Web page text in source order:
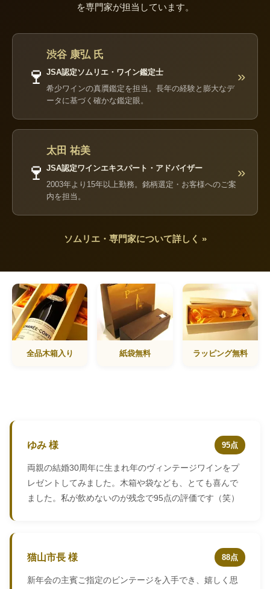
を専門家が担当しています。
🍷
渋谷 康弘 氏
JSA認定ソムリエ・ワイン鑑定士
希少ワインの真贋鑑定を担当。長年の経験と膨大なデ
ータに基づく確かな鑑定眼。
»
🍷
太田 祐美
JSA認定ワインエキスパート・アドバイザー
2003年より15年以上勤務。銘柄選定・お客様へのご案
内を担当。
»
ソムリエ・専門家について詳しく »
全品木箱入り 紙袋無料 ラッピング無料
ゆみ 様 95点
両親の結婚30周年に生まれ年のヴィンテージワインをプ
レゼントしてみました。木箱や袋なども、とても喜んで
ました。私が飲めないのが残念で95点の評価です（笑）
猫山市長 様 88点
新年会の主賓ご指定のビンテージを入手でき、嬉しく思